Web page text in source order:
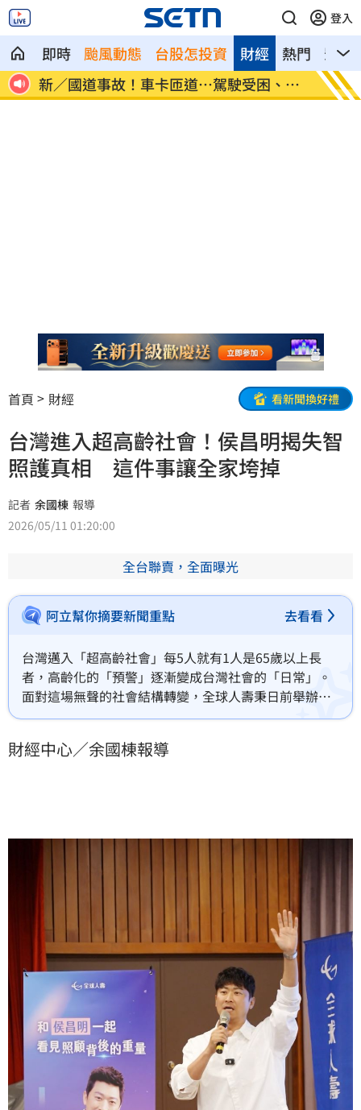
登入
即時 颱風動態 台股怎投資 熱門 影音
財經
」
新／國道事故！車卡匝道…駕駛受困、昏
迷
7縣
天
首頁 財經 看新聞換好禮
台灣進入超高齡社會！侯昌明揭失智
照護真相 這件事讓全家垮掉
記者 余國棟 報導
2026/05/11 01:20:00
全台聯賣，全面曝光
阿立幫你摘要新聞重點 去看看
台灣邁入「超高齡社會」每5人就有1人是65歲以上長
者，高齡化的「預警」逐漸變成台灣社會的「日常」。
面對這場無聲的社會結構轉變，全球人壽秉日前舉辦
2026長照專題講座「人生的重量」，特別邀請知名藝人
歷程，藉此真實的故事，喚醒大眾對於長照保障與風險
財經中心／余國棟報導